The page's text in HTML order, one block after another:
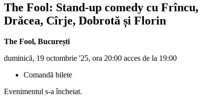
The Fool: Stand-up comedy cu Frîncu,
Drăcea, Cîrje, Dobrotă și Florin
The Fool, București
duminică, 19 octombrie '25, ora 20:00 acces de la 19:00
Comandă bilete
Evenimentul s-a încheiat.